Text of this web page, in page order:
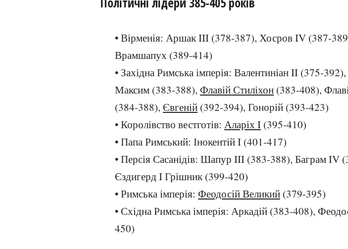
• Вірменія: Аршак III (378-387), Хосров IV (387-
Врамшапух (389-414)
• Західна Римська імперія: Валентиніан II (375-
Максим (383-388), Флавій Стиліхон (383-408),
(384-388), Євгеній (392-394), Гонорій (393-423)
• Королівство вестготів: Аларіх I (395-410)
• Папа Римський: Інокентій I (401-417)
• Персія Сасанідів: Шапур III (383-388), Баграм IV
Єздигерд I Грішник (399-420)
• Римська імперія: Феодосій Великий (379-395)
• Східна Римська імперія: Аркадій (383-408),
450)